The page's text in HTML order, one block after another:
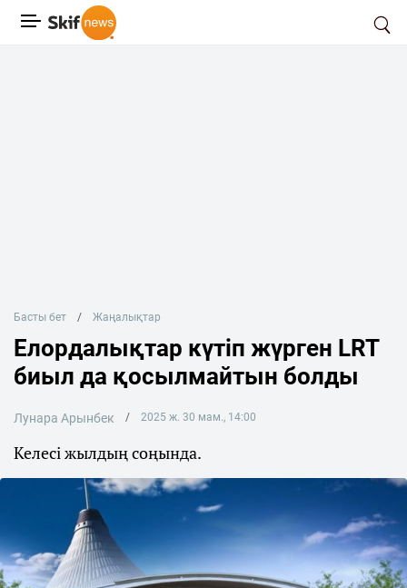
Басты бет Жаңалықтар
Елордалықтар күтіп жүрген LRT
биыл да қосылмайтын болды
Лунара Арынбек 2025 ж. 30 мам., 14:00
Келесі жылдың соңында.